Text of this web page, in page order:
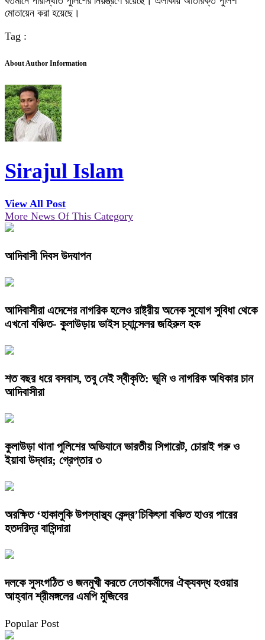
মোতায়েন করা হয়েছে।
Tag :
About Author Information
Sirajul Islam
View All Post
More News Of This Category
আদিবাসী দিবস উদযাপন
আদিবাসীরা এদেশের নাগরিক হলেও রাষ্ট্রীয় অনেক সুযোগ সুবিধা থেকে
এখনো বঞ্চিত- কুলাউড়ায় ভাইস চ্যান্সেলর জহিরুল হক
শত বছর ধরে বসবাস, তবু নেই স্বীকৃতি: ভূমি ও নাগরিক অধিকার চান
আদিবাসীরা
কুলাউড়া থানা পুলিশের অভিযানে ভারতীয় সিগারেট, চোরাই গরু ও
ইয়াবা উদ্ধার; গ্রেপ্তার ৩
অরক্ষিত ‘হাকালুকি উপস্বাস্থ্য কেন্দ্র’চিকিৎসা বঞ্চিত হাওর পারের
হতদরিদ্র বাসিন্দারা
দলকে সুসংগঠিত ও জনমুখী করতে নেতাকর্মীদের ঐক্যবদ্ধ হওয়ার
আহ্বান শ্রীমঙ্গলের এমপি মুজিবের
Popular Post